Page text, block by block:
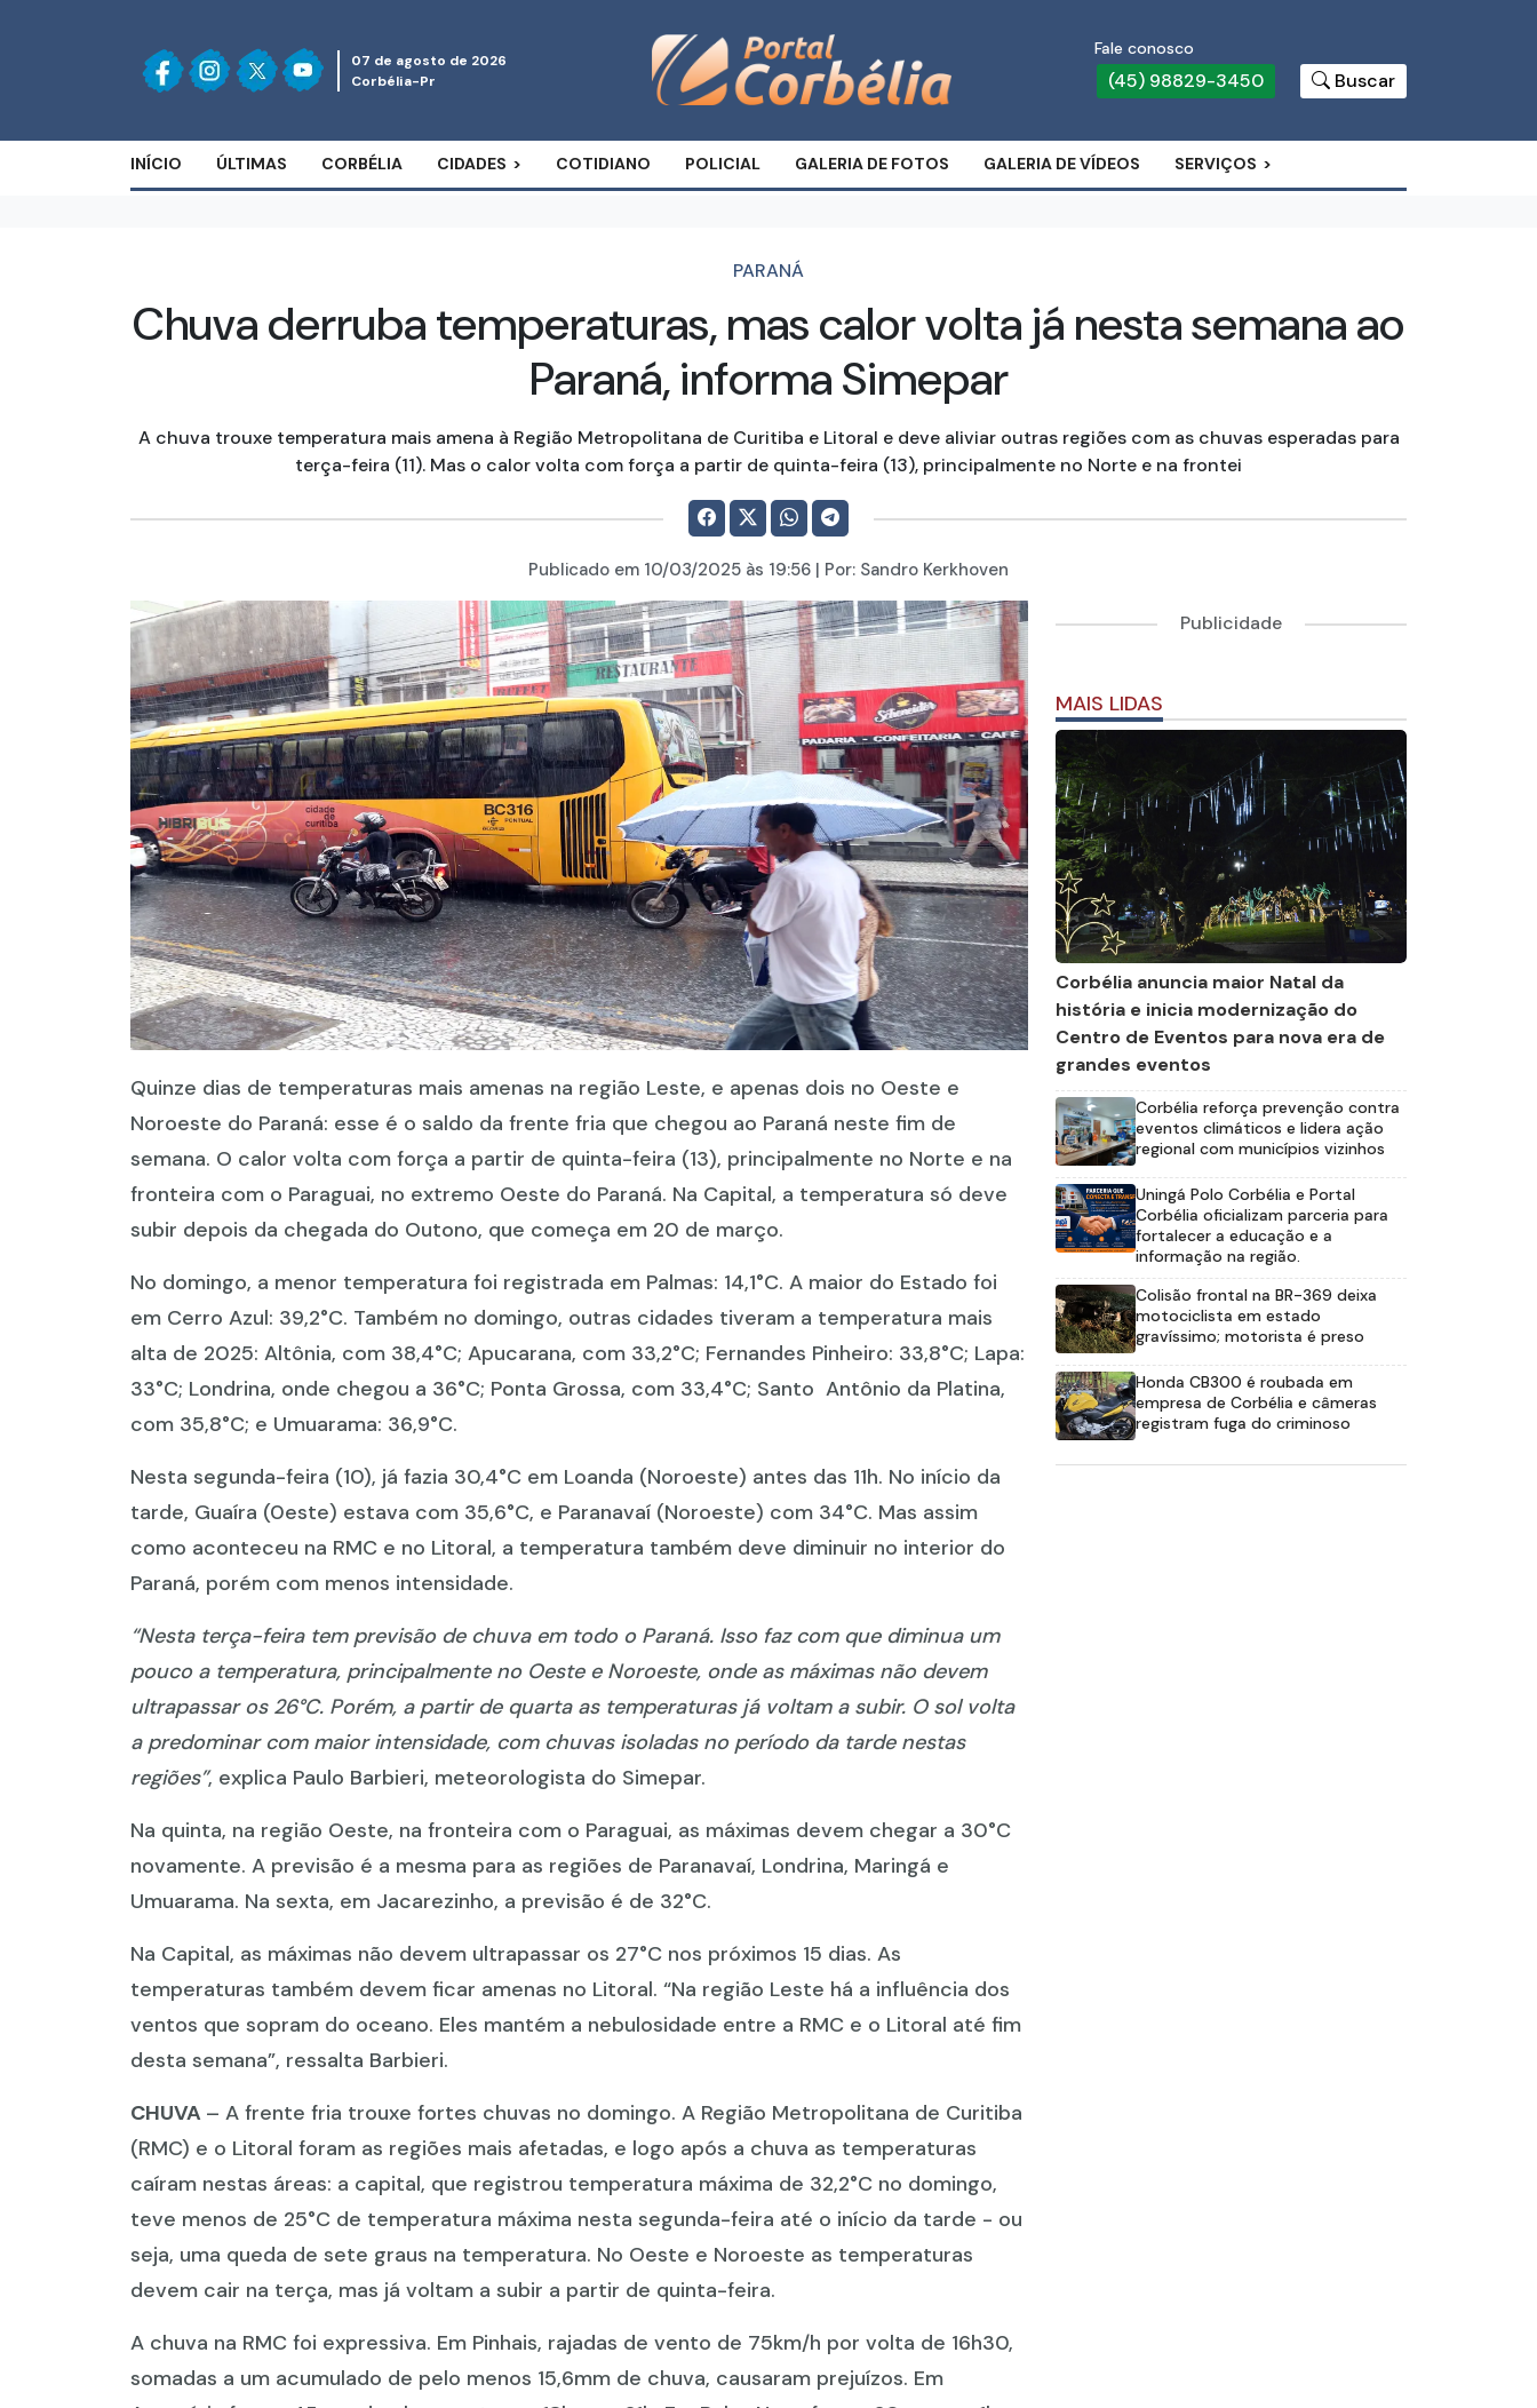
07 de agosto de 2026
Corbélia-Pr
Fale conosco
(45) 98829-3450 Buscar
INÍCIO ÚLTIMAS CORBÉLIA CIDADES COTIDIANO POLICIAL GALERIA DE FOTOS GALERIA DE VÍDEOS SERVIÇOS
PARANÁ
Chuva derruba temperaturas, mas calor volta já nesta semana ao
Paraná, informa Simepar
A chuva trouxe temperatura mais amena à Região Metropolitana de Curitiba e Litoral e deve aliviar outras regiões com as chuvas esperadas para
terça-feira (11). Mas o calor volta com força a partir de quinta-feira (13), principalmente no Norte e na frontei
Publicado em 10/03/2025 às 19:56 | Por: Sandro Kerkhoven
Quinze dias de temperaturas mais amenas na região Leste, e apenas dois no Oeste e
Noroeste do Paraná: esse é o saldo da frente fria que chegou ao Paraná neste fim de
semana. O calor volta com força a partir de quinta-feira (13), principalmente no Norte e na
fronteira com o Paraguai, no extremo Oeste do Paraná. Na Capital, a temperatura só deve
subir depois da chegada do Outono, que começa em 20 de março.
No domingo, a menor temperatura foi registrada em Palmas: 14,1°C. A maior do Estado foi
em Cerro Azul: 39,2°C. Também no domingo, outras cidades tiveram a temperatura mais
alta de 2025: Altônia, com 38,4°C; Apucarana, com 33,2°C; Fernandes Pinheiro: 33,8°C; Lapa:
33°C; Londrina, onde chegou a 36°C; Ponta Grossa, com 33,4°C; Santo Antônio da Platina,
com 35,8°C; e Umuarama: 36,9°C.
Nesta segunda-feira (10), já fazia 30,4°C em Loanda (Noroeste) antes das 11h. No início da
tarde, Guaíra (0este) estava com 35,6°C, e Paranavaí (Noroeste) com 34°C. Mas assim
como aconteceu na RMC e no Litoral, a temperatura também deve diminuir no interior do
Paraná, porém com menos intensidade.
“Nesta terça-feira tem previsão de chuva em todo o Paraná. Isso faz com que diminua um
pouco a temperatura, principalmente no Oeste e Noroeste, onde as máximas não devem
ultrapassar os 26°C. Porém, a partir de quarta as temperaturas já voltam a subir. O sol volta
a predominar com maior intensidade, com chuvas isoladas no período da tarde nestas
regiões”, explica Paulo Barbieri, meteorologista do Simepar.
Na quinta, na região Oeste, na fronteira com o Paraguai, as máximas devem chegar a 30°C
novamente. A previsão é a mesma para as regiões de Paranavaí, Londrina, Maringá e
Umuarama. Na sexta, em Jacarezinho, a previsão é de 32°C.
Na Capital, as máximas não devem ultrapassar os 27°C nos próximos 15 dias. As
temperaturas também devem ficar amenas no Litoral. “Na região Leste há a influência dos
ventos que sopram do oceano. Eles mantém a nebulosidade entre a RMC e o Litoral até fim
desta semana”, ressalta Barbieri.
CHUVA – A frente fria trouxe fortes chuvas no domingo. A Região Metropolitana de Curitiba
(RMC) e o Litoral foram as regiões mais afetadas, e logo após a chuva as temperaturas
caíram nestas áreas: a capital, que registrou temperatura máxima de 32,2°C no domingo,
teve menos de 25°C de temperatura máxima nesta segunda-feira até o início da tarde - ou
seja, uma queda de sete graus na temperatura. No Oeste e Noroeste as temperaturas
devem cair na terça, mas já voltam a subir a partir de quinta-feira.
A chuva na RMC foi expressiva. Em Pinhais, rajadas de vento de 75km/h por volta de 16h30,
somadas a um acumulado de pelo menos 15,6mm de chuva, causaram prejuízos. Em
Publicidade
MAIS LIDAS
Corbélia anuncia maior Natal da
história e inicia modernização do
Centro de Eventos para nova era de
grandes eventos
Corbélia reforça prevenção contra
eventos climáticos e lidera ação
regional com municípios vizinhos
Uningá Polo Corbélia e Portal
Corbélia oficializam parceria para
fortalecer a educação e a
informação na região.
Colisão frontal na BR-369 deixa
motociclista em estado
gravíssimo; motorista é preso
Honda CB300 é roubada em
empresa de Corbélia e câmeras
registram fuga do criminoso